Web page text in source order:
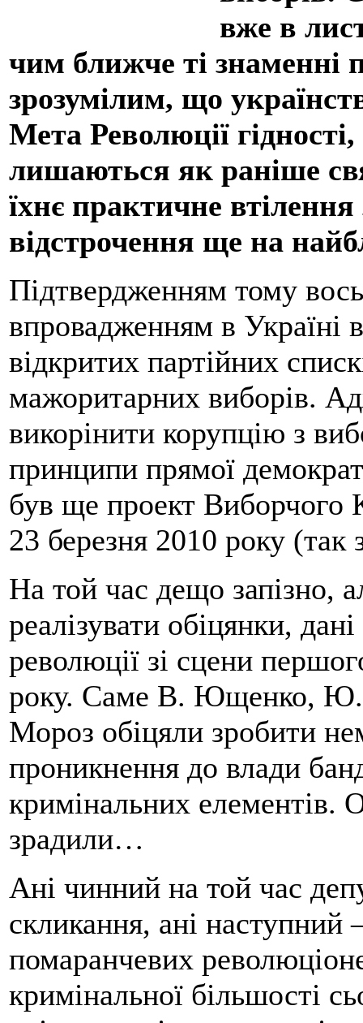
вже в
чим ближче ті знаменні
зрозумілим, що
Мета Революції
лишаються як раніше
їхнє практичне втілення
відстрочення ще на
Підтвердженням тому
впровадженням в Україні
відкритих партійних
мажоритарних виборів.
викорінити корупцію з
принципи прямої
був ще проект Виборчого
23 березня 2010 року
На той час дещо запізно,
реалізувати обіцянки,
революції зі сцени
року. Саме В. Ющенко,
Мороз обіцяли зробити
проникнення до влади
кримінальних елементів.
зрадили…
Ані чинний на той час
скликання, ані наступний
помаранчевих
кримінальної більшості